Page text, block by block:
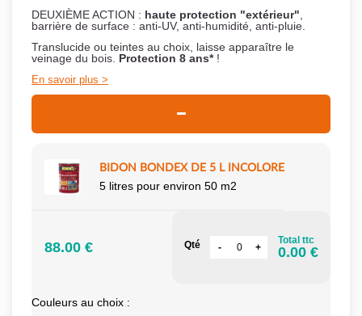
DEUXIÈME ACTION : haute protection "extérieur"
barrière de surface : anti-UV, anti-humidité, anti-pluie.
Translucide ou teintes au choix, laisse apparaître le
veinage du bois. Protection 8 ans*!
En savoir plus
BIDON BONDEX DE 5 L INCOLORE
5 litres pour environ 50 m2
88.00 € Qté Total ttc
0.00 €
Couleurs au choix :